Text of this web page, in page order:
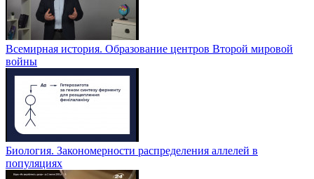
Всемирная история. Образование центров Второй мировой
войны
Биология. Закономерности распределения аллелей в
популяциях